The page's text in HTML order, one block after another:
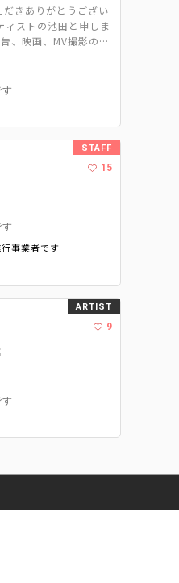
きありがとうござい
ィストの池田と申しま
、映画、MV撮影のヘ
す。 ヘアメイクは
だけ引き立たせて周
ターは｢ヘアメイク
15
事業者です
STAFF
9
ARTIST